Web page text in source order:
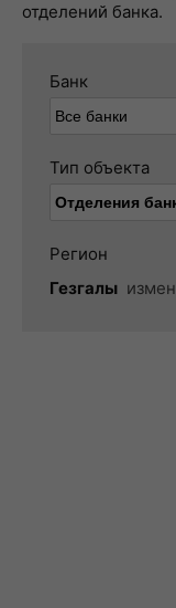
отделений банка.
Банк
Тип объекта
Регион
Гезгалы